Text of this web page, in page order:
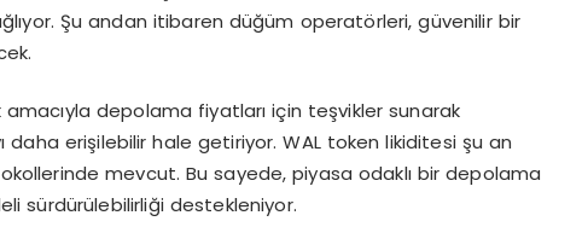
Şu andan itibaren düğüm operatörleri, güvenilir bir
depolama fiyatları için teşvikler sunarak
erişilebilir hale getiriyor. WAL token likiditesi şu an
mevcut. Bu sayede, piyasa odaklı bir depolama
sürdürülebilirliği destekleniyor.